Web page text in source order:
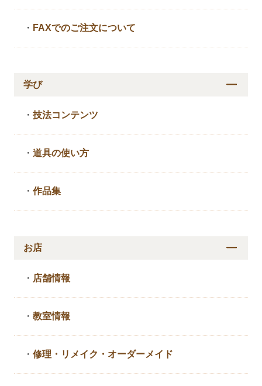
・ FAXでのご注文について
学び
・技法コンテンツ
・道具の使い方
・作品集
お店
・ 店舗情報
・教室情報
・修理・リメイク・ オーダーメイド